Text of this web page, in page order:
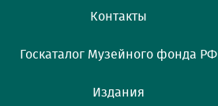
Контакты
Госкаталог Музейного фонда РФ
Издания